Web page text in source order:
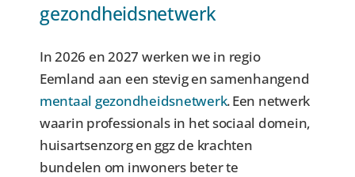
gezondheidsnetwerk
In 2026 en 2027 werken we in regio
Eemland aan een stevig en samenhangend
mentaal gezondheidsnetwerk. Een netwerk
waarin professionals in het sociaal domein,
huisartsenzorg en ggz de krachten
bundelen om inwoners beter te